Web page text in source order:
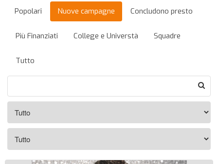
Popolari Nuove campagne Concludono presto
Più Finanziati College e Universtà Squadre
Tutto